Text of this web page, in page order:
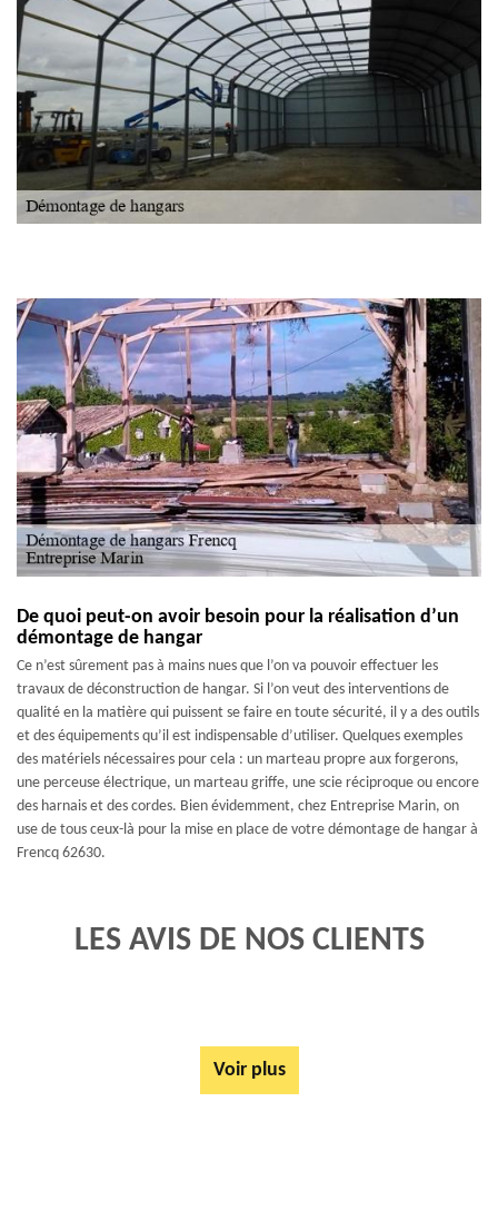
De quoi peut-on avoir besoin pour la réalisation d’un
démontage de hangar
Ce n’est sûrement pas à mains nues que l’on va pouvoir effectuer les
travaux de déconstruction de hangar. Si l’on veut des interventions de
qualité en la matière qui puissent se faire en toute sécurité, il y a des outils
et des équipements qu’il est indispensable d’utiliser. Quelques exemples
des matériels nécessaires pour cela : un marteau propre aux forgerons,
une perceuse électrique, un marteau griffe, une scie réciproque ou encore
des harnais et des cordes. Bien évidemment, chez Entreprise Marin, on
use de tous ceux-là pour la mise en place de votre démontage de hangar à
Frencq 62630.
LES AVIS DE NOS CLIENTS
Voir plus